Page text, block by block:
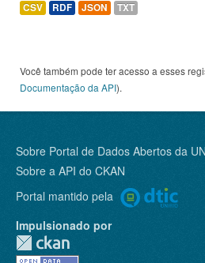
CSV RDF JSON TXT
Você também pode ter acesso a esses
Documentação da API).
Sobre Portal de Dados Abertos da
Sobre a API do CKAN
Portal mantido pela
Impulsionado por